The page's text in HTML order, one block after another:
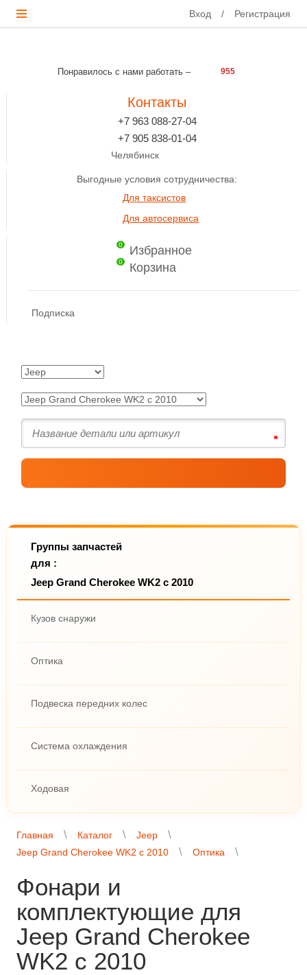
Вход / Регистрация
Понравилось с нами работать – 955
Контакты
+7 963 088-27-04
+7 905 838-01-04
Челябинск
Выгодные условия сотрудничества:
Для таксистов
Для автосервиса
0 Избранное
0 Корзина
Подписка
Группы запчастей
для :
Jeep Grand Cherokee WK2 с 2010
Кузов снаружи
Оптика
Подвеска передних колес
Система охлаждения
Ходовая
Главная Каталог
Jeep
Jeep Grand Cherokee WK2 с 2010
Оптика
Фонари и
комплектующие для
Jeep Grand Cherokee
WK2 с 2010